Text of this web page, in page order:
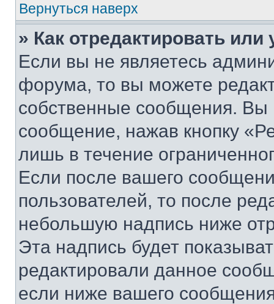
Вернуться наверх
» Как отредактировать
Если вы не являетесь
форума, то вы можете
собственные сообщения. Вы
сообщение, нажав кнопку
лишь в течение
Если после вашего
пользователей, то после
небольшую надпись ниже
Эта надпись будет
редактировали данное
если ниже вашего